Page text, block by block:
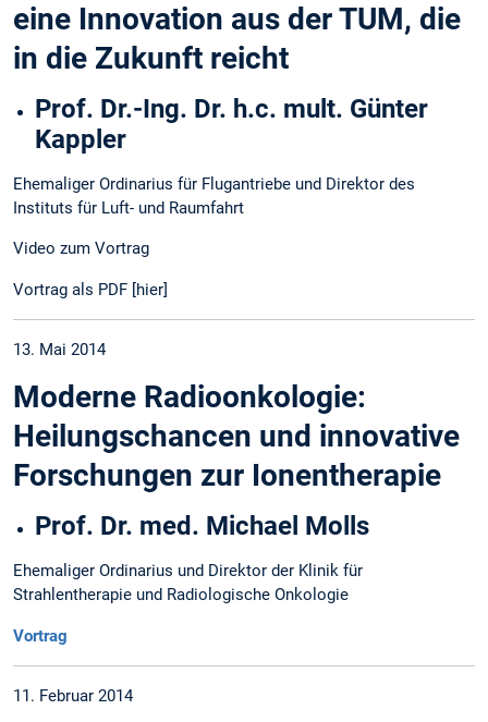
eine Innovation aus der TUM, die
in die Zukunft reicht
Prof. Dr.-Ing. Dr. h.c. mult. Günter
Kappler
Ehemaliger Ordinarius für Flugantriebe und Direktor des
Instituts für Luft- und Raumfahrt
Video zum Vortrag
Vortrag als PDF [hier]
13. Mai 2014
Moderne Radioonkologie:
Heilungschancen und innovative
Forschungen zur Ionentherapie
Prof. Dr. med. Michael Molls
Ehemaliger Ordinarius und Direktor der Klinik für
Strahlentherapie und Radiologische Onkologie
Vortrag
11. Februar 2014